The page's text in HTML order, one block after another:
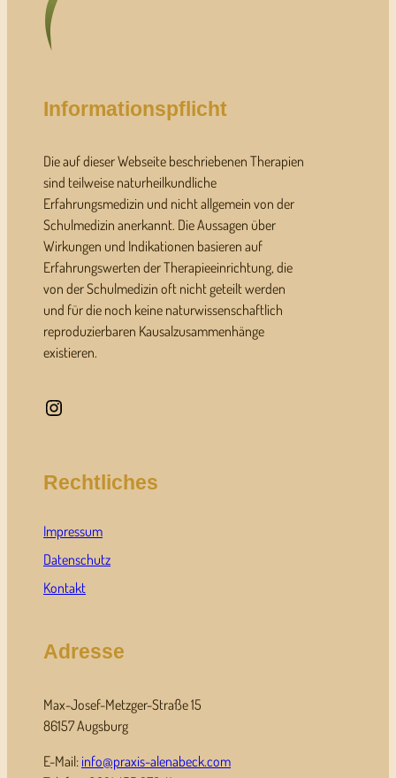
Informationspflicht
Die auf dieser Webseite beschriebenen Therapien
sind teilweise naturheilkundliche
Erfahrungsmedizin und nicht allgemein von der
Schulmedizin anerkannt. Die Aussagen über
Wirkungen und Indikationen basieren auf
Erfahrungswerten der Therapieeinrichtung, die
von der Schulmedizin oft nicht geteilt werden
und für die noch keine naturwissenschaftlich
reproduzierbaren Kausalzusammenhänge
existieren.
Instagram
Rechtliches
Impressum
Datenschutz
Kontakt
Adresse
Max-Josef-Metzger-Straße 15
86157 Augsburg
E-Mail: info@praxis-alenabeck.com